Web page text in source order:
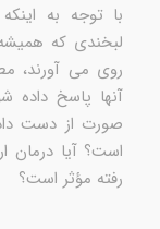
با توجه به
لبخندی که
روی می آورند،
آنها پاسخ
صورت از دست
است؟ آیا درمان
رفته مؤثر است؟